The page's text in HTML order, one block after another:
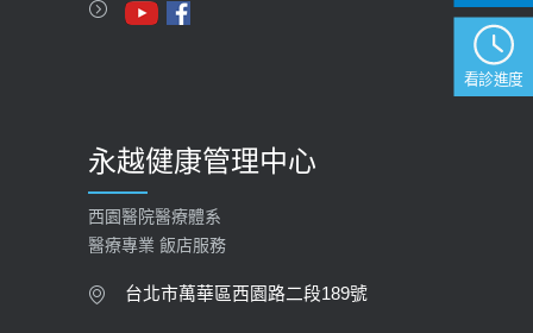
2023-09-27
永越健康管理中心
西園醫院醫療體系
醫療專業 飯店服務
台北市萬華區西園路二段189號
看診進度